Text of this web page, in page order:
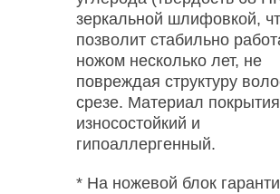
зеркальной шлифовкой,
позволит стабильно
ножом несколько лет, не
повреждая структуру
срезе. Материал покрытия
износостойкий и
гипоаллергенный.
* На ножевой блок